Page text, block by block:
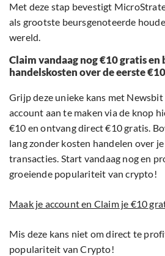
Met deze stap bevestigt
als grootste beursgenoteerde
wereld.
Claim vandaag nog €10 gratis en
handelskosten over de eerste
Grijp deze unieke kans met
account aan te maken via de knop
€10 en ontvang direct €10 gratis.
lang zonder kosten handelen over
transacties. Start vandaag nog en
groeiende populariteit van crypto!
Maak je account en Claim je €10
Mis deze kans niet om direct te
populariteit van Crypto!